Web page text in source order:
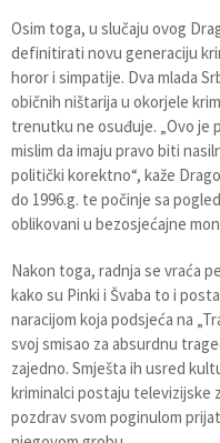
Osim toga, u slučaju ovog
definitirati novu generaciju
horor i simpatije. Dva mlada
običnih ništarija u okorjele
trenutku ne osuđuje. „Ovo je
mislim da imaju pravo biti
politički korektno“, kaže
do 1996.g. te počinje sa
oblikovani u bezosjećajne
Nakon toga, radnja se vraća
kako su Pinki i Švaba to i
naracijom koja podsjeća na
svoj smisao za absurdnu
zajedno. Smješta ih usred
kriminalci postaju televizijske
pozdrav svom poginulom